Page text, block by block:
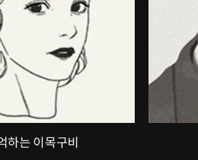
하는 이목구비